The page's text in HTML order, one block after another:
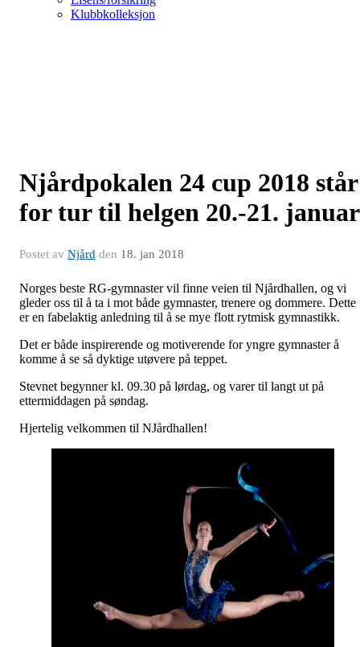
Klubbkolleksjon
Njårdpokalen 24 cup 2018 står
for tur til helgen 20.-21. januar
Postet av Njård den 18. jan 2018
Norges beste RG-gymnaster vil finne veien til Njårdhallen, og vi
gleder oss til å ta i mot både gymnaster, trenere og dommere. Dette
er en fabelaktig anledning til å se mye flott rytmisk gymnastikk.
Det er både inspirerende og motiverende for yngre gymnaster å
komme å se så dyktige utøvere på teppet.
Stevnet begynner kl. 09.30 på lørdag, og varer til langt ut på
ettermiddagen på søndag.
Hjertelig velkommen til NJårdhallen!